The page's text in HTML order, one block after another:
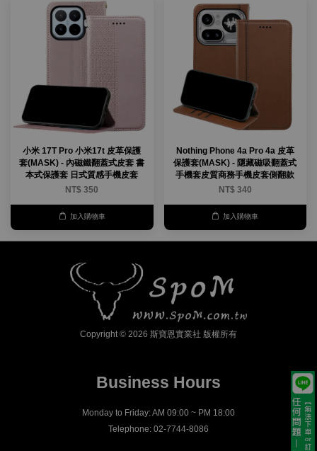
小米 17T Pro 小米17t 皮革保護
套(MASK) - 內磁鐵翻蓋式皮套 書
本式保護套 日式質感手機皮套
NT$ 350
加入購物車
Nothing Phone 4a Pro 4a 皮革
保護套(MASK) - 隱藏磁吸翻蓋式
手機套皮質商務手機皮套側翻款
NT$ 340
加入購物車
Copyright © 2026 斯寶恩實業社 版權所有
Business Hours
Monday to Friday: AM 09:00 ~ PM 18:00
Telephone: 02-7744-8086